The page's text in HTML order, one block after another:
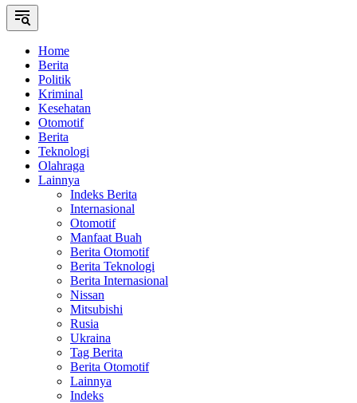
Home
Berita
Politik
Kriminal
Kesehatan
Otomotif
Berita
Teknologi
Olahraga
Lainnya
Indeks Berita
Internasional
Otomotif
Manfaat Buah
Berita Otomotif
Berita Teknologi
Berita Internasional
Nissan
Mitsubishi
Rusia
Ukraina
Tag Berita
Berita Otomotif
Lainnya
Indeks